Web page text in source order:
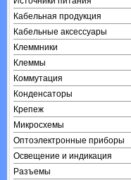
Кабельная продукция
Кабельные аксессуары
Клеммники
Клеммы
Коммутация
Конденсаторы
Крепеж
Микросхемы
Оптоэлектронные приборы
Освещение и индикация
Разъемы